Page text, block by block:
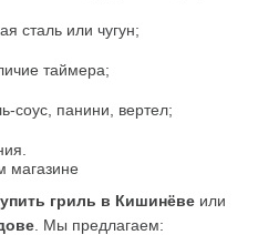
сталь или чугун;
таймера;
соус, панини, вертел;
магазине
гриль в Кишинёве или
. Мы предлагаем: